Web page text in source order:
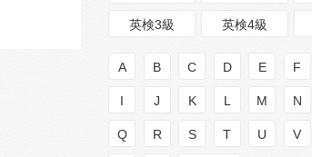
英検3級 英検4級
A B C D E F
I J K L M N
Q R S T U V